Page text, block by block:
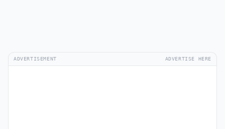
ADVERTISEMENT ADVERTISE HERE